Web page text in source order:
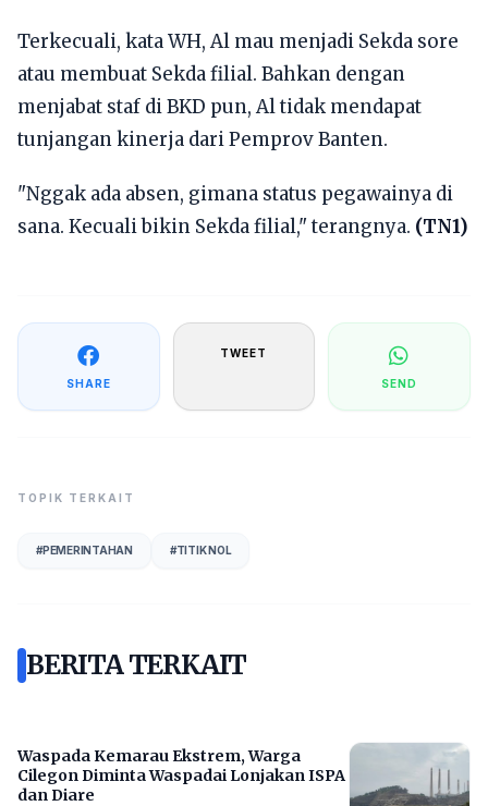
Terkecuali, kata WH, Al mau menjadi Sekda sore
atau membuat Sekda filial. Bahkan dengan
menjabat staf di BKD pun, Al tidak mendapat
tunjangan kinerja dari Pemprov Banten.
"Nggak ada absen, gimana status pegawainya di
sana. Kecuali bikin Sekda filial," terangnya. (TN1)
SHARE
TWEET
SEND
TOPIK TERKAIT
#PEMERINTAHAN #TITIK NOL
BERITA TERKAIT
Waspada Kemarau Ekstrem, Warga
Cilegon Diminta Waspadai Lonjakan ISPA
dan Diare